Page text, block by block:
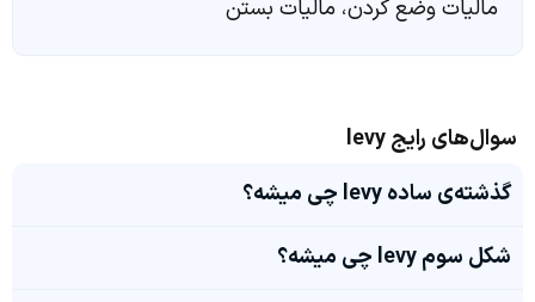
مالیات وضع کردن، مالیات بستن
سوال‌های رایج levy
گذشته‌ی ساده levy چی میشه؟
شکل سوم levy چی میشه؟